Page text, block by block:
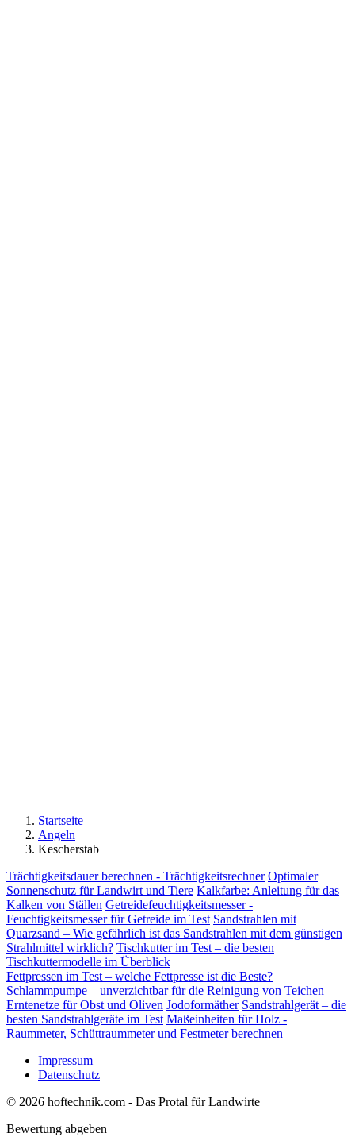
Startseite
Angeln
Kescherstab
Trächtigkeitsdauer berechnen - Trächtigkeitsrechner Optimaler
Sonnenschutz für Landwirt und Tiere Kalkfarbe: Anleitung für das
Kalken von Ställen Getreidefeuchtigkeitsmesser -
Feuchtigkeitsmesser für Getreide im Test Sandstrahlen mit
Quarzsand – Wie gefährlich ist das Sandstrahlen mit dem günstigen
Strahlmittel wirklich? Tischkutter im Test – die besten
Tischkuttermodelle im Überblick
Fettpressen im Test – welche Fettpresse ist die Beste?
Schlammpumpe – unverzichtbar für die Reinigung von Teichen
Erntenetze für Obst und Oliven Jodoformäther Sandstrahlgerät – die
besten Sandstrahlgeräte im Test Maßeinheiten für Holz -
Raummeter, Schüttraummeter und Festmeter berechnen
Impressum
Datenschutz
© 2026 hoftechnik.com - Das Protal für Landwirte
Bewertung abgeben